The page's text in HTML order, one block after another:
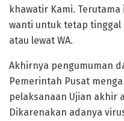
khawatir Kami.
wanti untuk tetap tinggal
atau lewat WA.
Akhirnya pengumuman
Pemerintah Pusat
pelaksanaan Ujian akhir
Dikarenakan adanya